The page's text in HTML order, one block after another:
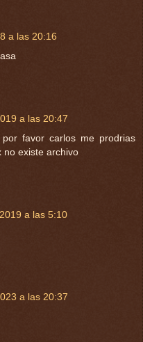
a las 20:16
a las 20:47
favor carlos me prodrias
no existe archivo
a las 5:10
a las 20:37